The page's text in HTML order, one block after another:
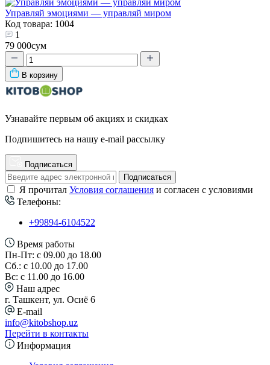
Управляй эмоциями — управляй миром
Код товара: 1004
1
79 000сум
В корзину
Узнавайте первым об акциях и скидках
Подпишитесь на нашу e-mail рассылку
Подписаться
Подписаться
Я прочитал Условия соглашения и согласен с условиями
Телефоны:
+99894-6104522
Время работы
Пн-Пт: с 09.00 до 18.00
Сб.: с 10.00 до 17.00
Вс: с 11.00 до 16.00
Наш адрес
г. Ташкент, ул. Осиё 6
E-mail
info@kitobshop.uz
Перейти в контакты
Информация